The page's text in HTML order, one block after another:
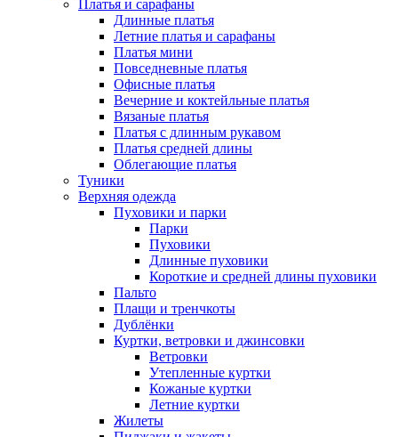
Платья и сарафаны
Длинные платья
Летние платья и сарафаны
Платья мини
Повседневные платья
Офисные платья
Вечерние и коктейльные платья
Вязаные платья
Платья с длинным рукавом
Платья средней длины
Облегающие платья
Туники
Верхняя одежда
Пуховики и парки
Парки
Пуховики
Длинные пуховики
Короткие и средней длины пуховики
Пальто
Плащи и тренчкоты
Дублёнки
Куртки, ветровки и джинсовки
Ветровки
Утепленные куртки
Кожаные куртки
Летние куртки
Жилеты